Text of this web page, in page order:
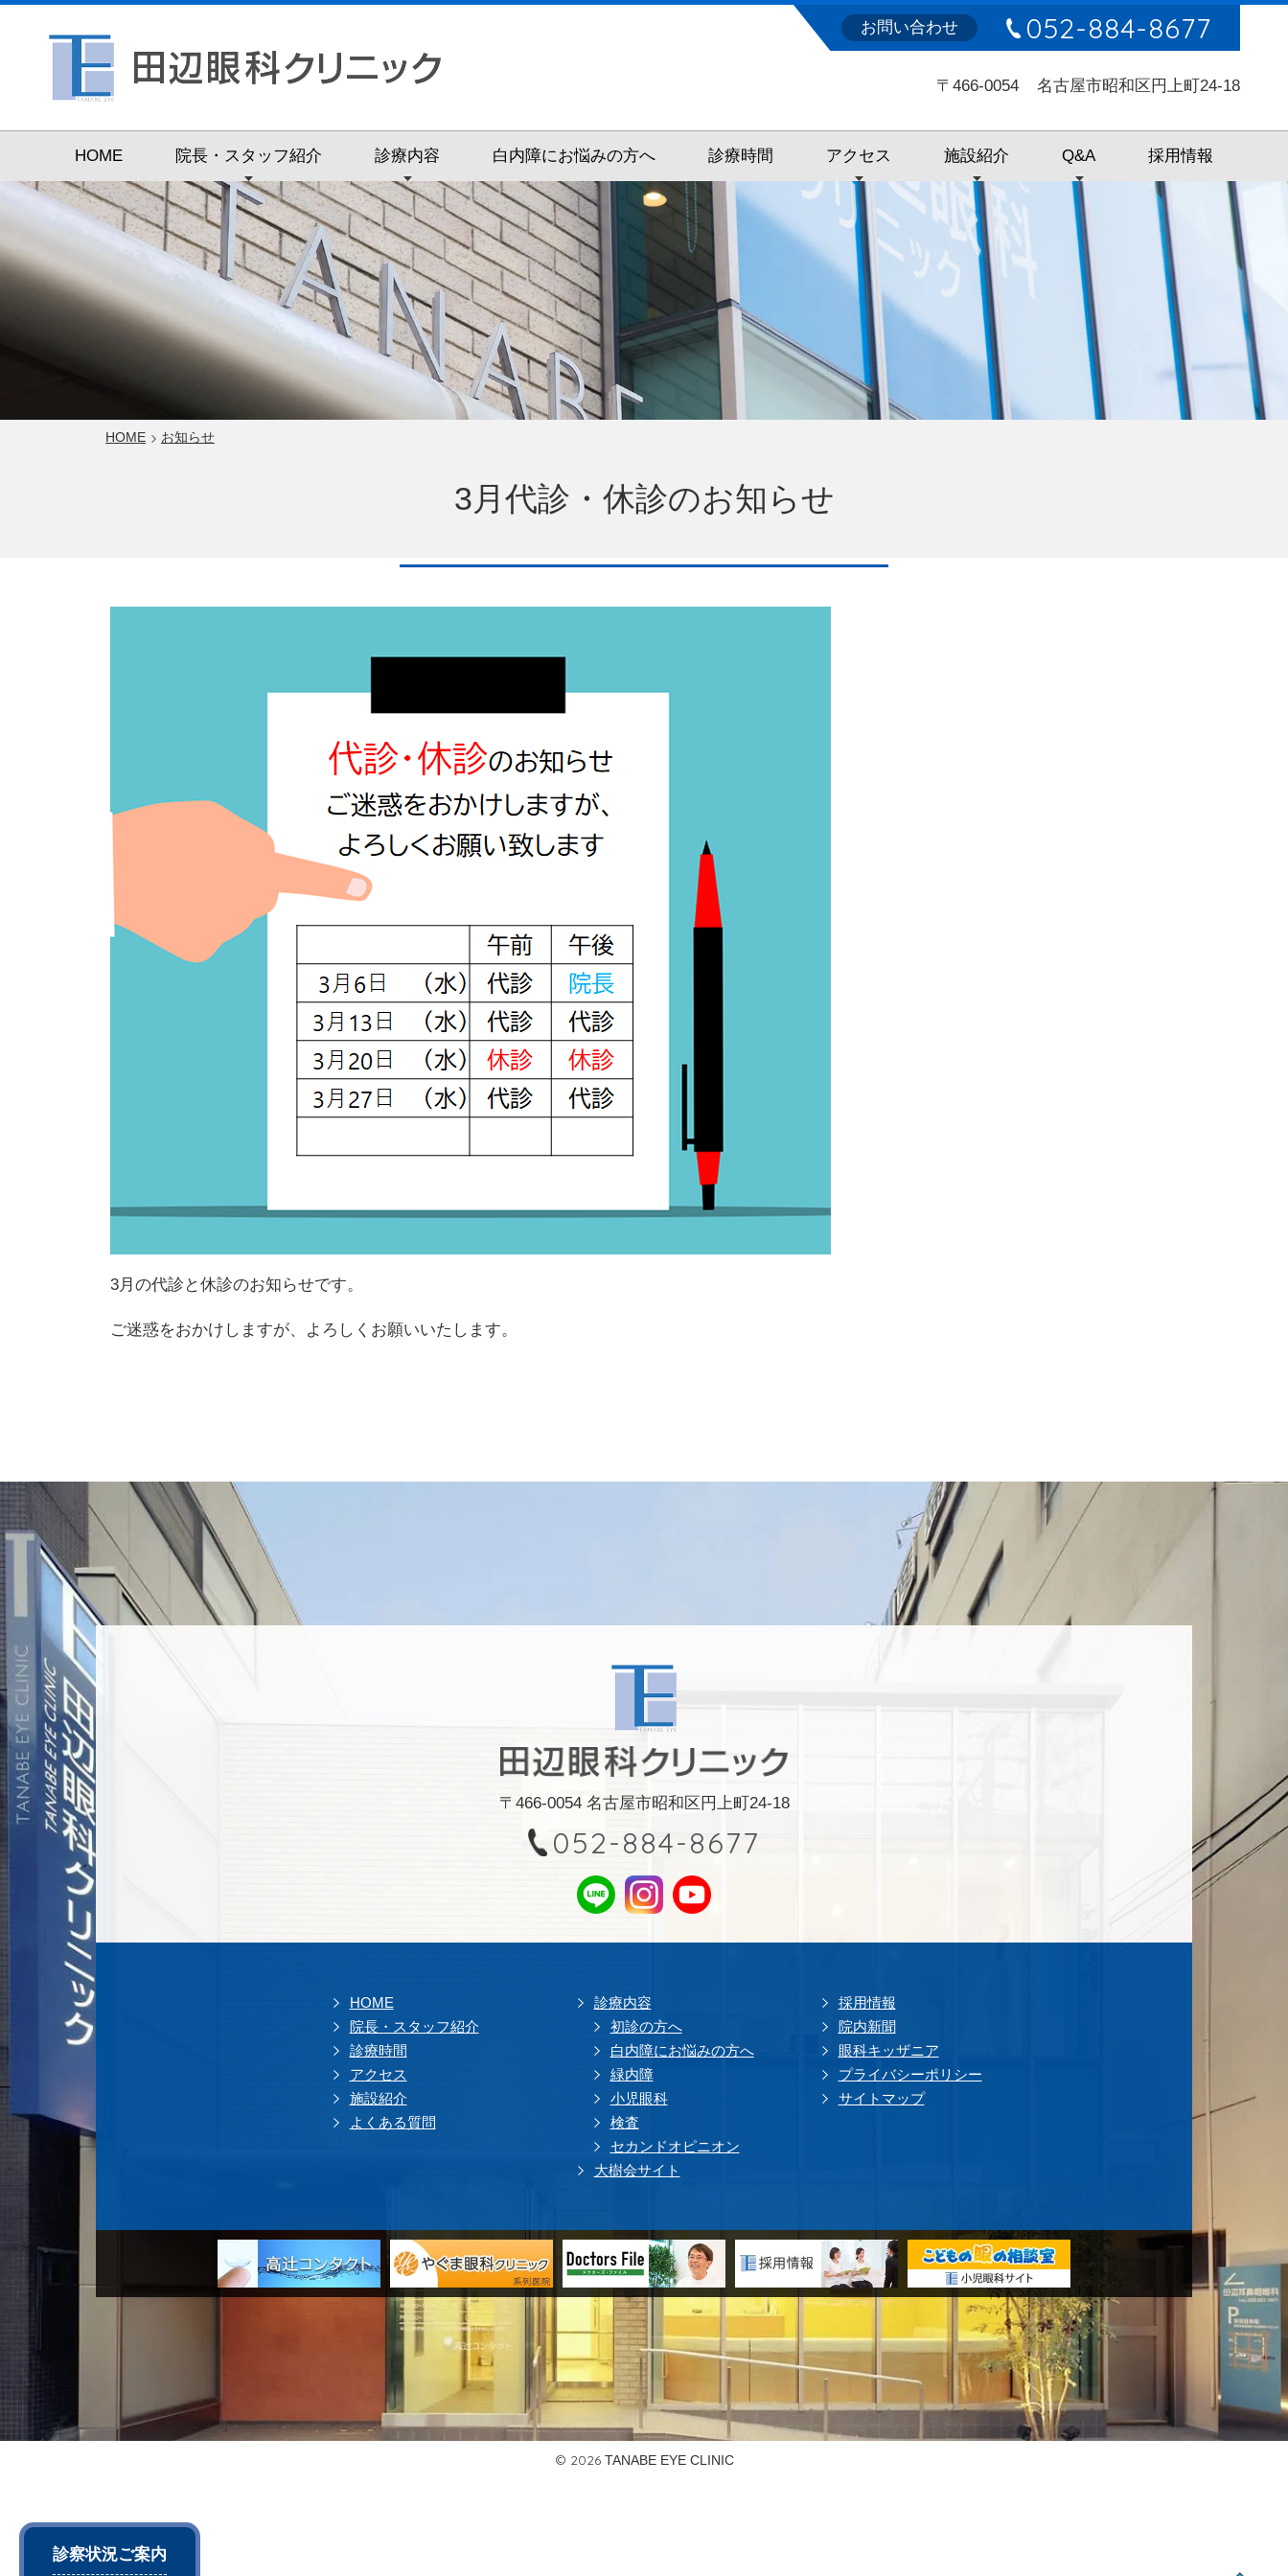
〒466-0054 名古屋市昭和区円上町24-18
お問い合わせ 052-884-8677
HOME 院長・スタッフ紹介 診療内容 白内障にお悩みの方へ 診療時間 アクセス 施設紹介 Q&A 採用情報
HOME お知らせ
3月代診・休診のお知らせ
3月の代診と休診のお知らせです。
ご迷惑をおかけしますが、よろしくお願いいたします。
〒466-0054 名古屋市昭和区円上町24-18
052-884-8677
HOME
院長・スタッフ紹介
診療時間
アクセス
施設紹介
よくある質問
診療内容
初診の方へ
白内障にお悩みの方へ
緑内障
小児眼科
検査
セカンドオピニオン
大樹会サイト
採用情報
院内新聞
眼科キッザニア
プライバシーポリシー
サイトマップ
診察状況ご案内
© 2026TANABE EYE CLINIC